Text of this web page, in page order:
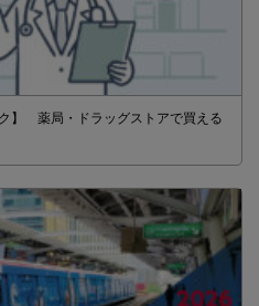
】 薬局・ドラッグストアで買える